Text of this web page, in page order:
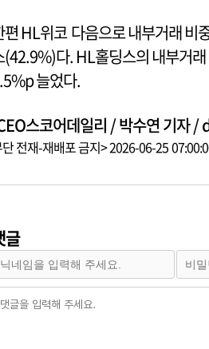
편 HL위코 다음으로 내부거래 비
(42.9%)다. HL홀딩스의 내부거
늘었다.
스코어데일리 / 박수연 기자
전재-재배포 금지> 2026-06-25
글